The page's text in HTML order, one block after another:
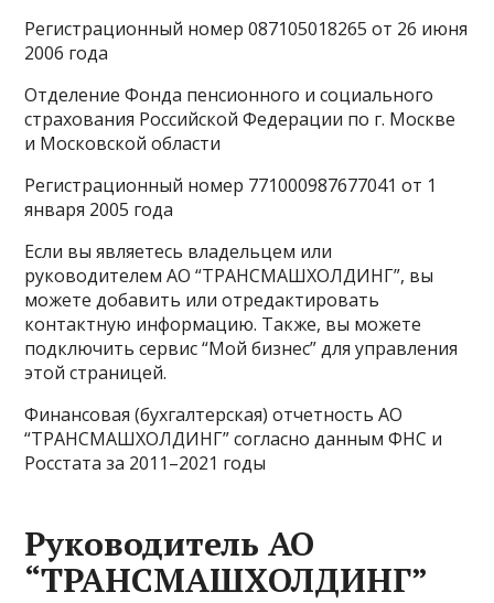
Регистрационный номер 087105018265 от 26 июня
2006 года
Отделение Фонда пенсионного и социального
страхования Российской Федерации по г. Москве
и Московской области
Регистрационный номер 771000987677041 от 1
января 2005 года
Если вы являетесь владельцем или
руководителем АО “ТРАНСМАШХОЛДИНГ”, вы
можете добавить или отредактировать
контактную информацию. Также, вы можете
подключить сервис “Мой бизнес” для управления
этой страницей.
Финансовая (бухгалтерская) отчетность АО
“ТРАНСМАШХОЛДИНГ” согласно данным ФНС и
Росстата за 2011–2021 годы
Руководитель АО
“ТРАНСМАШХОЛДИНГ”